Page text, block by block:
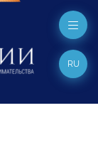
RU